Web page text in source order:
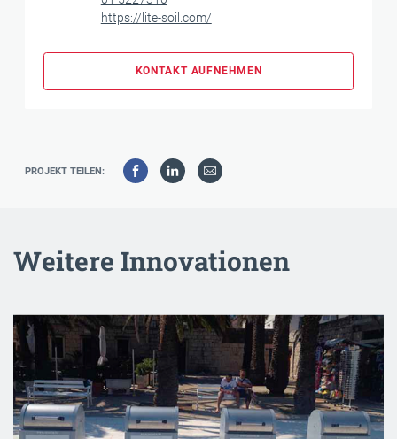
https://lite-soil.com/
KONTAKT AUFNEHMEN
PROJEKT TEILEN:
Weitere Innovationen